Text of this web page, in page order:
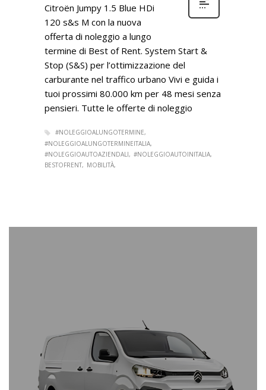
Citroën Jumpy 1.5 Blue HDi
120 s&s M con la nuova
offerta di noleggio a lungo
termine di Best of Rent. System Start &
Stop (S&S) per l’ottimizzazione del
carburante nel traffico urbano Vivi e guida i
tuoi prossimi 80.000 km per 48 mesi senza
pensieri. Tutte le offerte di noleggio
#NOLEGGIOALUNGOTERMINE
#NOLEGGIOALUNGOTERMINEITALIA
#NOLEGGIOAUTOAZIENDALI
#NOLEGGIOAUTOINITALIA
BESTOFRENT
MOBILITÀ